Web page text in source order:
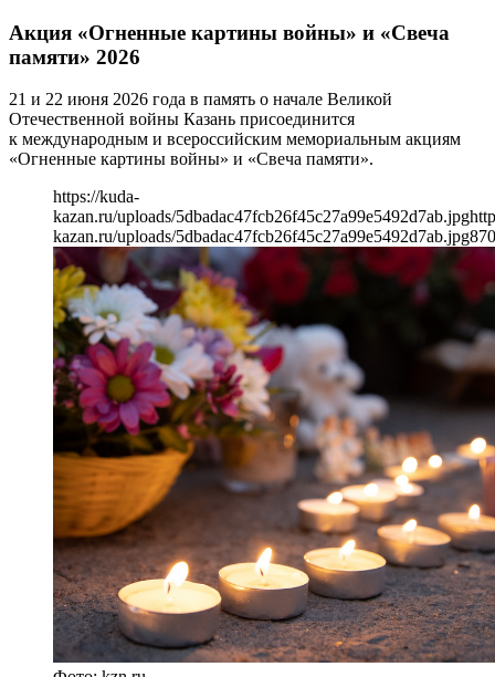
Акция «Огненные картины войны» и «Свеча
памяти» 2026
21 и 22 июня 2026 года в память о начале Великой
Отечественной войны Казань присоединится
к международным и всероссийским мемориальным акциям
«Огненные картины войны» и «Свеча памяти».
https://kuda-
kazan.ru/uploads/5dbadac47fcb26f45c27a99e5492d7ab.jpg
kazan.ru/uploads/5dbadac47fcb26f45c27a99e5492d7ab.jpg870